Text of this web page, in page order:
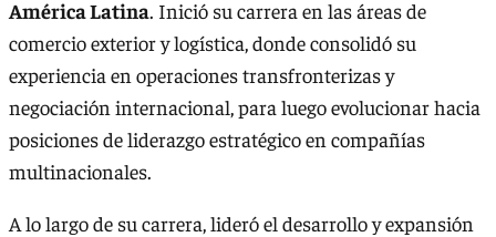
América Latina. Inició su carrera en las áreas de
comercio exterior y logística, donde consolidó su
experiencia en operaciones transfronterizas y
negociación internacional, para luego evolucionar hacia
posiciones de liderazgo estratégico en compañías
multinacionales.
A lo largo de su carrera, lideró el desarrollo y expansión